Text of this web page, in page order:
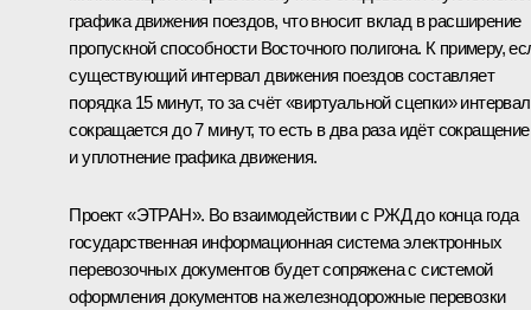
графика движения поездов, что вносит вклад в расширение
пропускной способности Восточного полигона. К примеру,
существующий интервал движения поездов составляет
порядка 15 минут, то за счёт «виртуальной сцепки» интервал
сокращается до 7 минут, то есть в два раза идёт сокращение
и уплотнение графика движения.
Проект «ЭТРАН». Во взаимодействии с РЖД до конца года
государственная информационная система электронных
перевозочных документов будет сопряжена с системой
оформления документов на железнодорожные перевозки